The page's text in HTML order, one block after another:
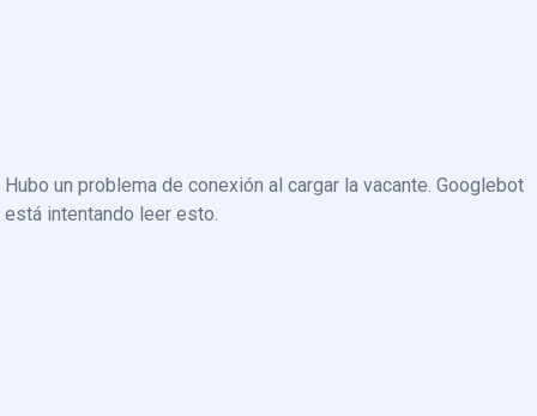
Hubo un problema de conexión al cargar la vacante. Googlebot
está intentando leer esto.